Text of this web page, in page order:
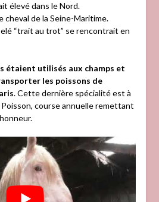
élevé dans le Nord.
cheval de la Seine-Maritime.
“trait au trot” se rencontrait en
étaient utilisés aux champs et
les poissons de
. Cette dernière spécialité est à
Poisson, course annuelle remettant